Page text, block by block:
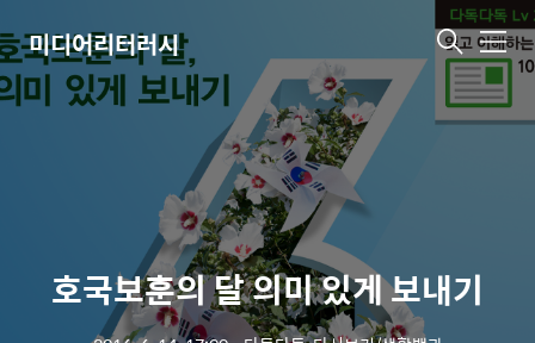
미디어리터러시 메
뉴
호국보훈의 달 의미 있게 보내기